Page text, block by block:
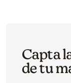
Capta
de tu